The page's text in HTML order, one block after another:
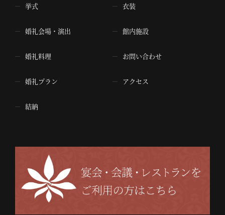
挙式
婚礼会場・演出
婚礼料理
婚礼プラン
結納
衣装
館内施設
お問い合わせ
アクセス